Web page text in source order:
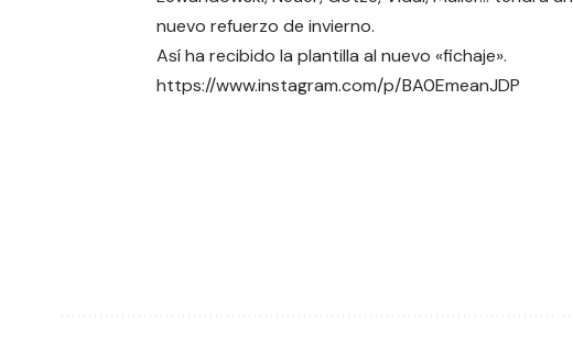
nuevo refuerzo de invierno.
Así ha recibido la plantilla al nuevo «fichaje».
https://www.instagram.com/p/BA0EmeanJDP